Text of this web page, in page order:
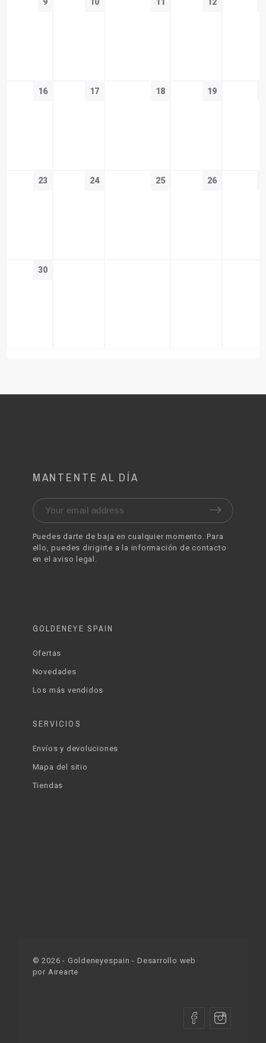
16 17 18 19
23 24 25 26
30
MANTENTE AL DÍA
Puedes darte de baja en cualquier momento. Para
ello, puedes dirigirte a la información de contacto
en el aviso legal.
GOLDENEYE SPAIN
Ofertas
Novedades
Los más vendidos
SERVICIOS
Envíos y devoluciones
Mapa del sitio
Tiendas
©2026 - Goldeneyespain - Desarrollo web
por Airearte